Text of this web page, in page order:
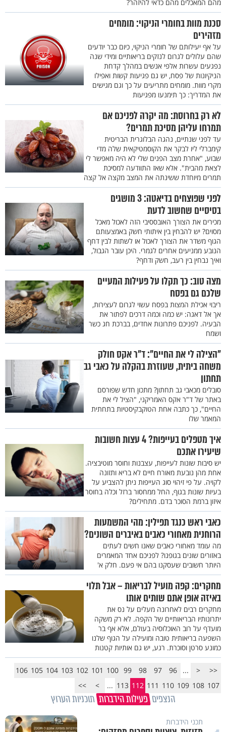
מהם המאכלים מהם כדאי להיזהר?
סכנת מוות בחומרי הניקוי: מומחים
מזהירים
על אף יעילותם של חומרי הניקוי, כיום כבר יודעים
שהם עלולים לגרום לנזקים בריאותיים ומידי שנה
נפגעים עשרות אלפי אנשים במהלך קדחת
הניקיונות של פסח, יש גם פגיעות קשות ואפילו
מקרי מוות. מומחים מתריעים על כך וגם מגישים
את המדריך: כך תימנעו מפגיעות
לא רק בחרוסת: מה יקרה לפניכם אם
תמרחו עליהן מסיכת תמרים?
עד לפני שנתיים, נהגה הבלוגרית הבריטית
קימברלי ליו לבקר את הקוסמטיקאית שלה מדי
שבוע, "אחרת מצב הפנים שלי לא היה מאפשר לי
לצאת מהבית". אלא שאז התוודעה למסיכת
תמרים מיוחדת ששינתה את המצב מקצה אל קצה
לפני שפוצחים בדיאטה: 3 מושגים
בסיסיים שחשוב לדעת
מכירים את הצורך האובססיבי הזה לאכול מאכל
מסוים? יש להבחין בין איתותי חשק באמצעותם
הגוף משדר את הצורך לאכול או לשתות לבין דחף
הנובע ממניעים אחרים לגמרי. היכן עובר הגבול,
ואיך נבחין בין רעב, חשק ודחף?
מצה טוב: כך תקלו על פעילות המעיים
שלכם גם בפסח
ריבוי אכילת המצות בפסח עשוי לגרום לעצירות,
אך אל דאגה: יש כמה וכמה דרכים לפתור את
הבעיה. לפניכם פתרונות אחדים, בברכת חג כשר
ושמח
"הצילה לי את החיים": ד"ר אקס חולק
משחה ביתית, שעוזרת בהקלה על כאבי גב
תחתון
סובלים מכאבי גב תחתון? מתכון חדש שפורסם
באתר של ד"ר אקס האמריקני, "הציל לי את
החיים", כך כתבה אחת הטוקבקיסטיות בתחתית
המאמר שלו
איך מטפלים בעייפות? 4 עצות חשובות
שיעירו אתכם
יש סיבות שונות לעייפות, עצבנות וחוסר מוטיבציה.
אחת מהן נובעת מאורח חיים לא בריא ותזונה
לקויה. על פי זיהוי סוג העייפות ניתן להצביע על
בעיות שונות בגוף, החל ממחסור ברזל וכלה בחוסר
איזון ברמת הסוכר בדם. מתחילים?
כאבי ראש כנגד תפילין: מהי המשמעות
הרוחנית מאחורי כאבים באיברים השונים?
מה עומד מאחורי כאבים שאנו חשים לעתים
באזורים שונים בגופנו? לפניכם אחד המאמרים
היותר חשובים שעסקנו בהם אי פעם. חלק א'
מחקרים: קפה מועיל לבריאות – אבל תלוי
באיזה אופן אתם שותים אותו
מחקרים רבים לאחרונה מעלים על נס את
יתרונותיו הבריאותיים של הקפה. לא רק משקה
מועדף על רוב האוכלוסיה בעולם, אלא אף בר
השפעה בריאותית טובה ומועילה על הגוף שלנו
כמונע סרטן וסוכרת. רגע, יש גם אותיות קטנות
<<
<
...
96
97
98
99
100
101
102
103
104
105
106
107
108
109
110
111
112
113
...
>
>>
הנצפים פעילות הידברות תוכניות הערוץ
תכני הידברות